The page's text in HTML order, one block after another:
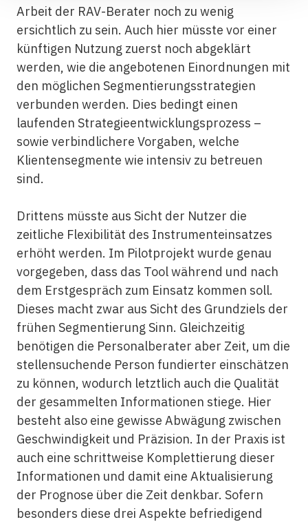
Arbeit der RAV-Berater noch zu wenig
ersichtlich zu sein. Auch hier müsste vor einer
künftigen Nutzung zuerst noch abgeklärt
werden, wie die angebotenen Einordnungen mit
den möglichen Segmentierungsstrategien
verbunden werden. Dies bedingt einen
laufenden Strategieentwicklungsprozess –
sowie verbindlichere Vorgaben, welche
Klientensegmente wie intensiv zu betreuen
sind.
Drittens müsste aus Sicht der Nutzer die
zeitliche Flexibilität des Instrumenteinsatzes
erhöht werden. Im Pilotprojekt wurde genau
vorgegeben, dass das Tool während und nach
dem Erstgespräch zum Einsatz kommen soll.
Dieses macht zwar aus Sicht des Grundziels der
frühen Segmentierung Sinn. Gleichzeitig
benötigen die Personalberater aber Zeit, um die
stellensuchende Person fundierter einschätzen
zu können, wodurch letztlich auch die Qualität
der gesammelten Informationen stiege. Hier
besteht also eine gewisse Abwägung zwischen
Geschwindigkeit und Präzision. In der Praxis ist
auch eine schrittweise Komplettierung dieser
Informationen und damit eine Aktualisierung
der Prognose über die Zeit denkbar. Sofern
besonders diese drei Aspekte befriedigend